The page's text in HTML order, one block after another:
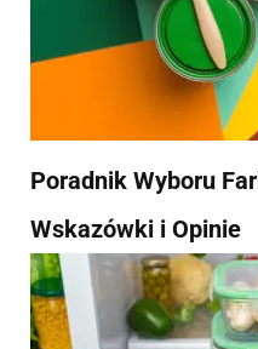
Poradnik Wyboru
Wskazówki i Opinie